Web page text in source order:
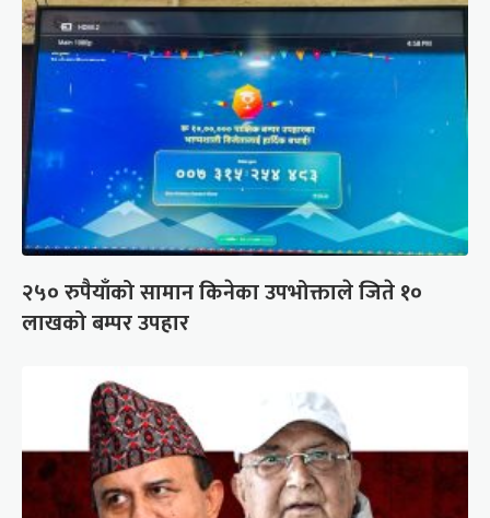
२५० रुपैयाँको सामान किनेका उपभोक्ताले जिते १०
लाखको बम्पर उपहार